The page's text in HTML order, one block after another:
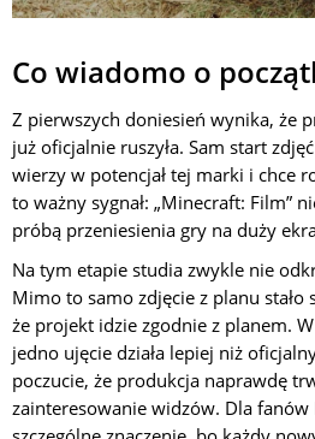
Co wiadomo o
Z pierwszych doniesień wynika, że
już oficjalnie ruszyła. Sam start
wierzy w potencjał tej marki i chce
to ważny sygnał: „Minecraft: Film”
próbą przeniesienia gry na duży
Na tym etapie studia zwykle nie
Mimo to samo zdjęcie z planu
że projekt idzie zgodnie z planem.
jedno ujęcie działa lepiej niż
poczucie, że produkcja naprawdę
zainteresowanie widzów. Dla